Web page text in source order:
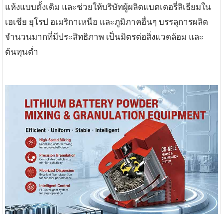
แห้งแบบดั้งเดิม และช่วยให้บริษัทผู้ผลิตแบตเตอรี่ลิเธียมใน
เอเชีย ยุโรป อเมริกาเหนือ และภูมิภาคอื่นๆ บรรลุการผลิต
จำนวนมากที่มีประสิทธิภาพ เป็นมิตรต่อสิ่งแวดล้อม และ
ต้นทุนต่ำ
งานผสมคอนกรีตสำเร็จรูป
h | 1000 ...
เครื่องผสมคอนกรีตสำหรับห้องปฏิบัติ
การ